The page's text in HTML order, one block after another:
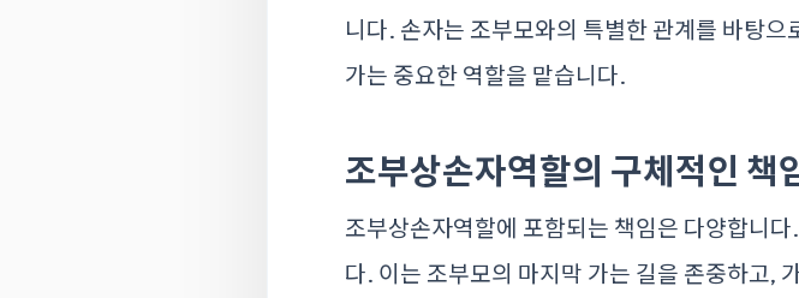
니다. 손자는 조부모와의 특별한 관계를 바탕
가는 중요한 역할을 맡습니다.
조부상손자역할의 구체적인 책
조부상손자역할에 포함되는 책임은 다양합니
다. 이는 조부모의 마지막 가는 길을 존중하고,